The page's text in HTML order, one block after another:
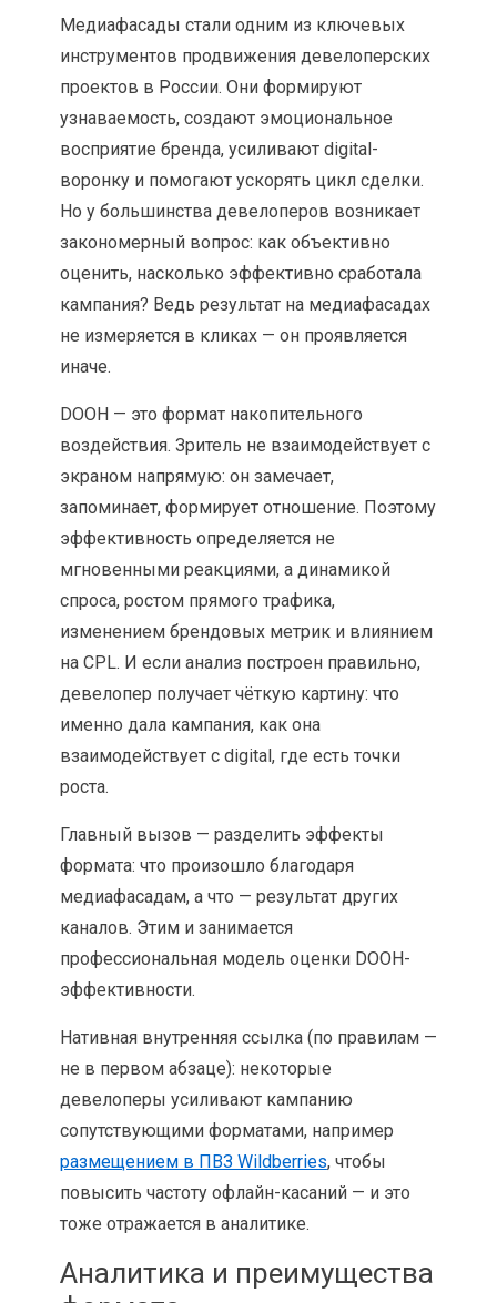
Медиафасады стали одним из ключевых
инструментов продвижения девелоперских
проектов в России. Они формируют
узнаваемость, создают эмоциональное
восприятие бренда, усиливают digital-
воронку и помогают ускорять цикл сделки.
Но у большинства девелоперов возникает
закономерный вопрос: как объективно
оценить, насколько эффективно сработала
кампания? Ведь результат на медиафасадах
не измеряется в кликах — он проявляется
иначе.
DOOH — это формат накопительного
воздействия. Зритель не взаимодействует с
экраном напрямую: он замечает,
запоминает, формирует отношение. Поэтому
эффективность определяется не
мгновенными реакциями, а динамикой
спроса, ростом прямого трафика,
изменением брендовых метрик и влиянием
на CPL. И если анализ построен правильно,
девелопер получает чёткую картину: что
именно дала кампания, как она
взаимодействует с digital, где есть точки
роста.
Главный вызов — разделить эффекты
формата: что произошло благодаря
медиафасадам, а что — результат других
каналов. Этим и занимается
профессиональная модель оценки DOOH-
эффективности.
Нативная внутренняя ссылка (по правилам —
не в первом абзаце): некоторые
девелоперы усиливают кампанию
сопутствующими форматами, например
размещением в ПВЗ Wildberries, чтобы
повысить частоту офлайн-касаний — и это
тоже отражается в аналитике.
Аналитика и преимущества